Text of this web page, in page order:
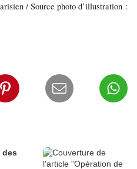
/ Source photo d’illustration :
des